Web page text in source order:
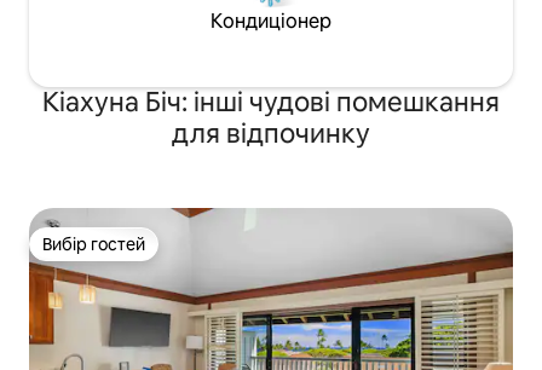
Кондиціонер
Кіахуна Біч: інші чудові помешкання
для відпочинку
Вибір гостей
Вибір гостей